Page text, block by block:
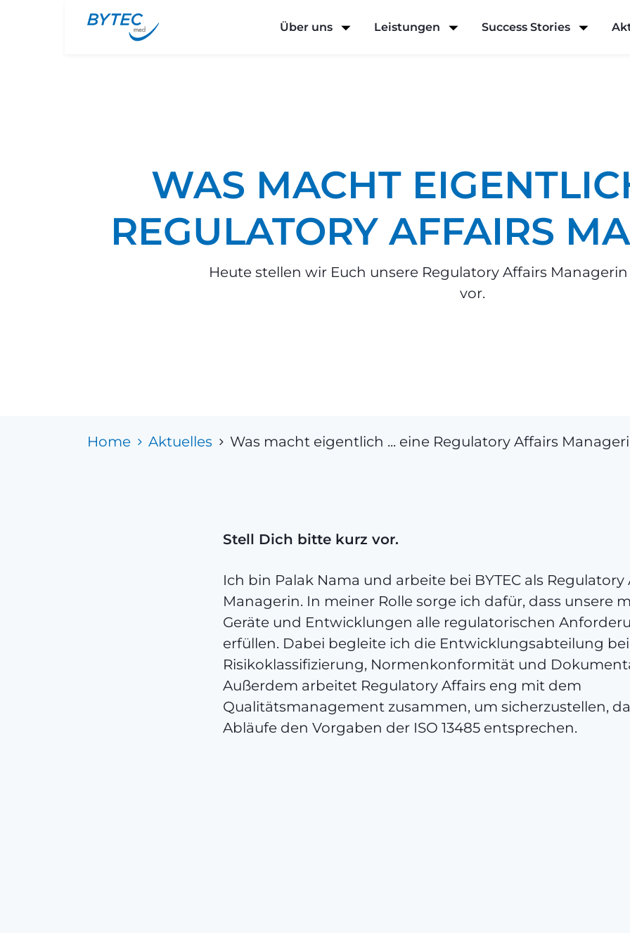
Über uns Leistungen Success Stories
WAS MACHT
REGULATORY AFFAIRS
Heute stellen wir Euch unsere Regulatory Affairs
vor.
Home Aktuelles Was macht eigentlich ... eine Regulatory Affairs
Stell Dich bitte kurz vor.
Ich bin Palak Nama und arbeite bei BYTEC als Regulatory
Managerin. In meiner Rolle sorge ich dafür, dass unsere
Geräte und Entwicklungen alle regulatorischen
erfüllen. Dabei begleite ich die Entwicklungsabteilung
Risikoklassifizierung, Normenkonformität und
Außerdem arbeitet Regulatory Affairs eng mit dem
Qualitätsmanagement zusammen, um sicherzustellen,
Abläufe den Vorgaben der ISO 13485 entsprechen.